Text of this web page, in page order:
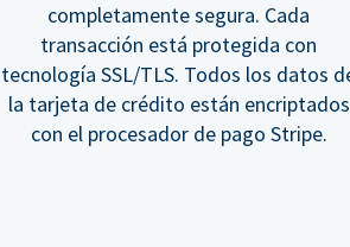
completamente segura. Cada
transacción está protegida con
tecnología SSL/TLS. Todos los datos
la tarjeta de crédito están encriptados
con el procesador de pago Stripe.